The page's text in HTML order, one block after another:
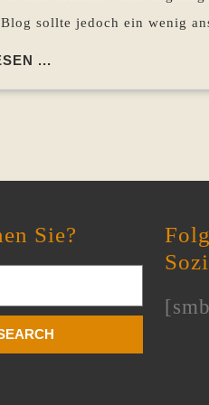
sollte jedoch ein wenig
...
Sie?